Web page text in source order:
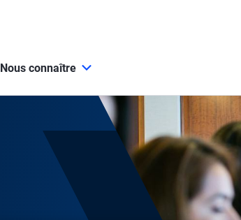
Nous connaître